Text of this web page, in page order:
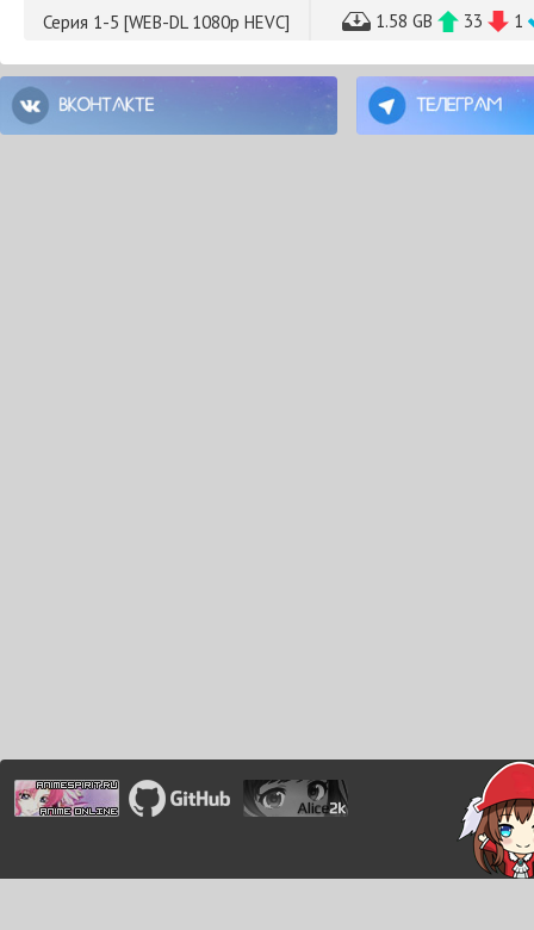
Серия 1-5 [WEB-DL 1080p HEVC]
1.58 GB 33 1